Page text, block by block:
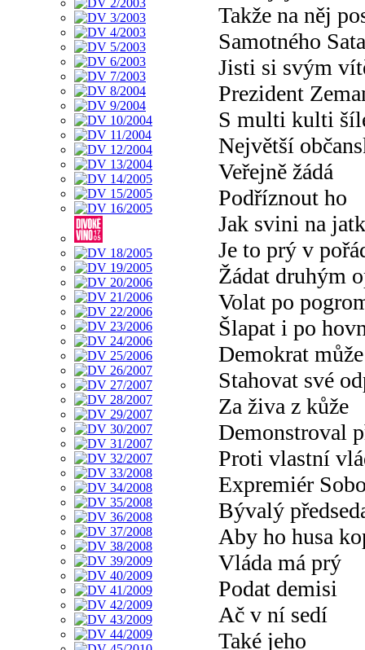
Takže na něj
Samotného
Jisti si svým
Prezident
S multi kulti
Největší
Veřejně žádá
Podříznout ho
Jak svini na
Je to prý v
Žádat druhým
Volat po
Šlapat i po
Demokrat může
Stahovat své
Za živa z kůže
Demonstroval
Proti vlastní
Expremiér
Bývalý
Aby ho husa
Vláda má prý
Podat demisi
Ač v ní sedí
Také jeho